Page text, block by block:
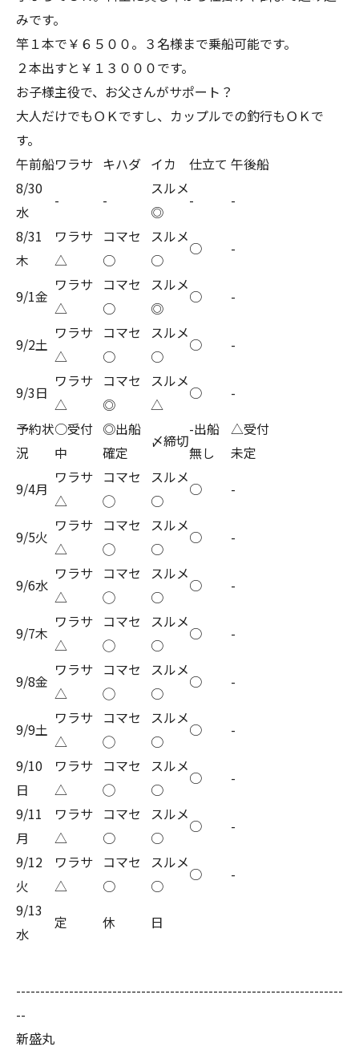
みです。
竿１本で￥６５００。３名様まで乗船可能です。
２本出すと￥１３０００です。
お子様主役で、お父さんがサポート？
大人だけでもＯＫですし、カップルでの釣行もＯＫで
す。
午前船ワラサ キハダ イカ 仕立て 午後船
8/30
水
- -
スルメ
◎
-
-
8/31
木
ワラサ
△
コマセ
○
スルメ
○
○ -
9/1金
ワラサ
△
コマセ
○
スルメ
◎
○ -
9/2土
ワラサ
△
コマセ
○
スルメ
○
○ -
9/3日
ワラサ
△
コマセ
◎
スルメ
△
○
-
予約状
況
○受付
中
◎出船
確定
〆締切
-出船
無し
△受付
未定
9/4月
ワラサ
△
コマセ
◯
スルメ
○
○ -
9/5火
ワラサ
△
コマセ
◯
スルメ
○
○ -
9/6水
ワラサ
△
コマセ
◯
スルメ
○
○ -
9/7木
ワラサ
△
コマセ
◯
スルメ
○
○ -
9/8金
ワラサ
△
コマセ
◯
スルメ
○
○ -
9/9土
ワラサ
△
コマセ
◯
スルメ
○
○
-
9/10
日
ワラサ
△
コマセ
◯
スルメ
○
○
-
9/11
月
ワラサ
△
コマセ
○
スルメ
○
○
-
9/12
火
ワラサ
△
コマセ
○
スルメ
○
○
-
9/13
水
定 休 日
--------------------------------------------------------------------
--
新盛丸